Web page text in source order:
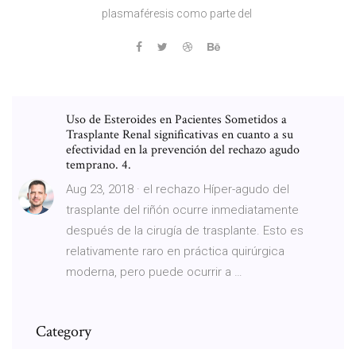
plasmaféresis como parte del
Uso de Esteroides en Pacientes Sometidos a
Trasplante Renal significativas en cuanto a su
efectividad en la prevención del rechazo agudo
temprano. 4.
Aug 23, 2018 · el rechazo Híper-agudo del
trasplante del riñón ocurre inmediatamente
después de la cirugía de trasplante. Esto es
relativamente raro en práctica quirúrgica
moderna, pero puede ocurrir a …
Category